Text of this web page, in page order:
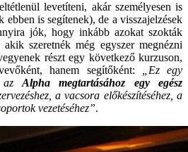
levetíteni, akár személyesen is
is segítenek), de a visszajelzések
jók, hogy inkább azokat szokták
szeretnék még egyszer megnézni
részt egy következő kurzuson,
hanem segítőként: „Ez egy
azAlpha megtartásához egy egész
a vacsora előkészítéséhez, a
vezetéséhez”.